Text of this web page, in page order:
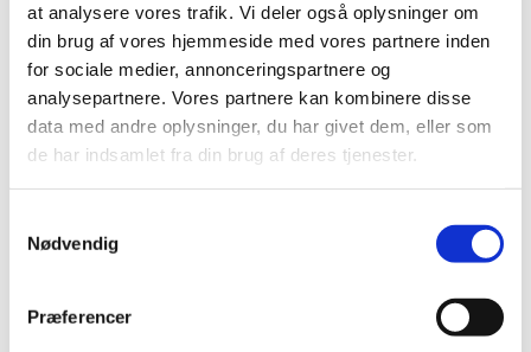
at analysere vores trafik. Vi deler også oplysninger om
din brug af vores hjemmeside med vores partnere inden
for sociale medier, annonceringspartnere og
analysepartnere. Vores partnere kan kombinere disse
data med andre oplysninger, du har givet dem, eller som
de har indsamlet fra din brug af deres tjenester.
Nødvendig
Præferencer
Gratis
Der er noget særligt ved at læse en bog og dele
og hyggelige Daggi i spidsen. Kom og vær med –
eller kig bare forbi og lån en bog, når det passer